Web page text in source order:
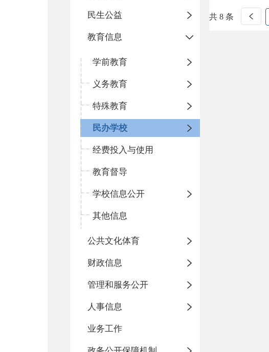
民生公益
教育信息
学前教育
义务教育
特殊教育
民办学校
经费投入与使用
教育督导
学校信息公开
其他信息
公共文化体育
财政信息
管理和服务公开
人事信息
业务工作
共 8 条